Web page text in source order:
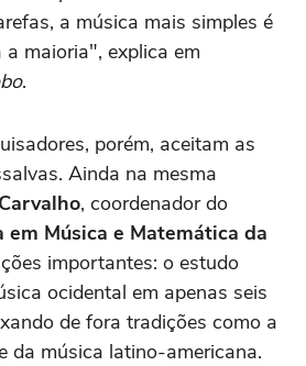
a música mais simples é
maioria", explica em
.
porém, aceitam as
Ainda na mesma
, coordenador do
em Música e Matemática da
importantes: o estudo
ocidental em apenas seis
de fora tradições como a
da música latino-americana.